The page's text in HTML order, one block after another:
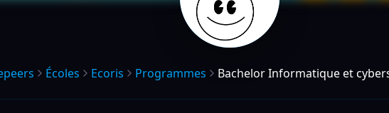
Écoles Ecoris Programmes Bachelor Informatique et